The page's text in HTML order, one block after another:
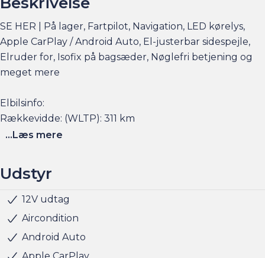
SE HER | På lager, Fartpilot, Navigation, LED kørelys,
Apple CarPlay / Android Auto, El-justerbar sidespejle,
Elruder for, Isofix på bagsæder, Nøglefri betjening og
meget mere
Elbilsinfo:
Rækkevidde: (WLTP): 311 km
Hjemmeladning: 11 kw (ca. 4 timer)
Se flere billeder, få et overblik over totalomkostninger
og faktorers påvirkning på rækkevidden på am.dk
Husk at booke en forudgående aftale her eller via
am.dk - så er bilen gjort klar, når du kommer, og der er
...Læs mere
Udstyr
12V udtag
Aircondition
Android Auto
Servo
Udvendig temperaturmåler
USB stik
Alufælge
LED kørelys
LED baglygter
Justerbart rat
Kopholder
Stofindtræk
ABS
Airbag
Antispin
ESP
Isofix
Håndfri telefon
Infocenter